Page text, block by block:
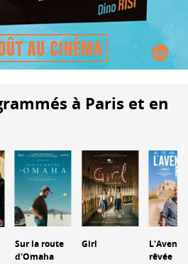
à Paris et en
Sur la route
d'Omaha
Girl
rêvée